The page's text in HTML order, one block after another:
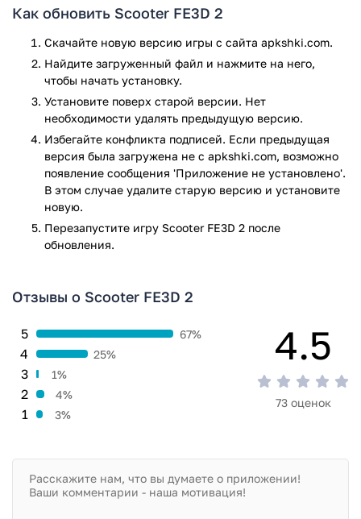
устраняют ошибки.
Игра Scooter FE3D 2 прошла проверку антивирусом
VirusTotal. В результате проверки по всем последним
сигнатурам заражения файлов не выявлено.
Как обновить Scooter FE3D 2
Скачайте новую версию игры с сайта apkshki.com.
Найдите загруженный файл и нажмите на него,
чтобы начать установку.
Установите поверх старой версии. Нет
необходимости удалять предыдущую версию.
Избегайте конфликта подписей. Если предыдущая
версия была загружена не с apkshki.com, возможно
появление сообщения 'Приложение не установлено'.
В этом случае удалите старую версию и установите
новую.
Перезапустите игру Scooter FE3D 2 после
обновления.
Отзывы о Scooter FE3D 2
1 3%
2 4%
3 1%
4 25%
5 67% 4.5
73 оценок